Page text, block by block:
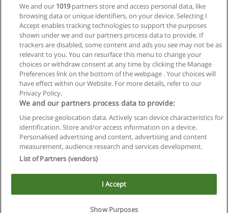
Reglas de uso
Privacidad de datos
Contactar con Educaedu
Copyright © Educaedu Business S.L. - CIF : B-95610580: -
www.educaedu.com.ar
We and our 1019partners store and access personal data, like
browsing data or unique identifiers, on your device. Selecting I
Accept enables tracking technologies to support the purposes
shown under we and our partners process data to provide. If
trackers are disabled, some content and ads you see may not be as
relevant to you. You can resurface this menu to change your
choices or withdraw consent at any time by clicking the Manage
Preferences link on the bottom of the webpage . Your choices will
have effect within our Website. For more details, refer to our
Privacy Policy.
We and our partners process data to provide:
Use precise geolocation data. Actively scan device characteristics for
identification. Store and/or access information on a device.
Personalised advertising and content, advertising and content
measurement, audience research and services development.
List of Partners (vendors)
I Accept
Show Purposes